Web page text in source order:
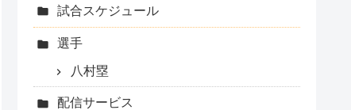
試合スケジュール
選手
八村塁
配信サービス